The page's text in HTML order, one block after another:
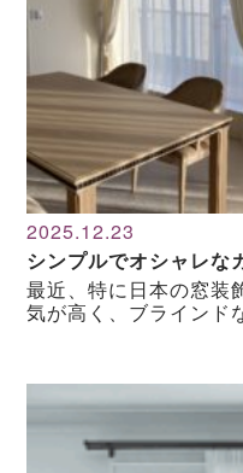
2025.12.23
シンプルでオシャレな
最近、特に日本の窓装
気が高く、ブライン